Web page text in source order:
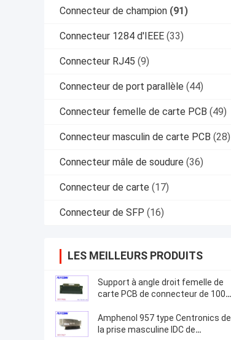
Connecteur de champion (91)
Connecteur 1284 d'IEEE (33)
Connecteur RJ45 (9)
Connecteur de port parallèle (44)
Connecteur femelle de carte PCB (49)
Connecteur masculin de carte PCB (28)
Connecteur mâle de soudure (36)
Connecteur de carte (17)
Connecteur de SFP (16)
LES MEILLEURS PRODUITS
Support à angle droit femelle de
carte PCB de connecteur de 100
Amphenol 957 type Centronics de
la prise masculine IDC de